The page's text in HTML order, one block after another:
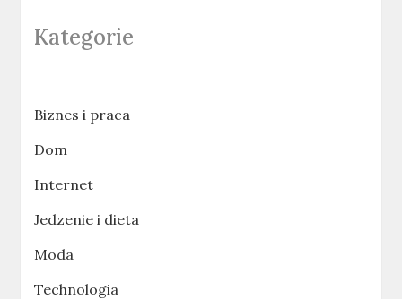
Kategorie
Biznes i praca
Dom
Internet
Jedzenie i dieta
Moda
Technologia